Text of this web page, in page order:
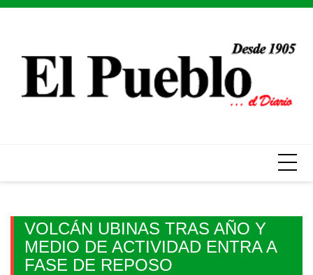
Skip
VOLCÁN UBINAS TRAS AÑO Y
MEDIO DE ACTIVIDAD ENTRA A
FASE DE REPOSO